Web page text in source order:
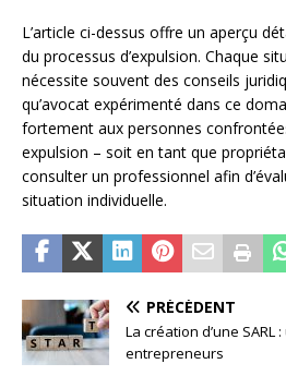
L’article ci-dessus offre un aperçu
du processus d’expulsion. Chaque
nécessite souvent des conseils
qu’avocat expérimenté dans ce
fortement aux personnes
expulsion – soit en tant que
consulter un professionnel afin
situation individuelle.
PRÉCÉDENT
La création d’une
entrepreneurs